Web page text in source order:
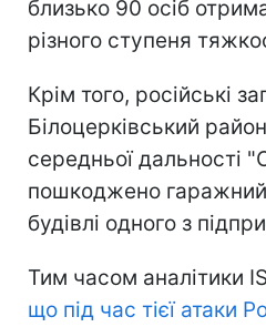
близько 90 осіб
різного ступеня
Крім того, російські
Білоцерківський
середньої дальності
пошкоджено гаражний
будівлі одного з
Тим часом аналітики
що під час тієї атаки